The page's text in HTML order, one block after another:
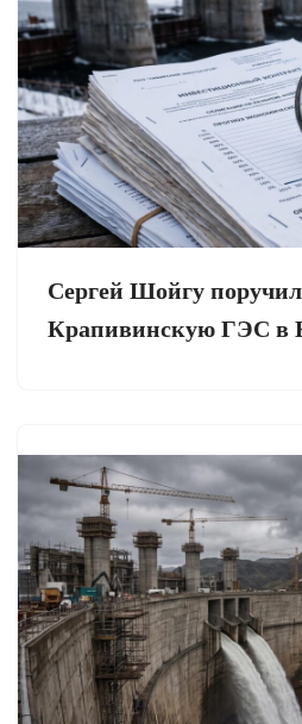
Сергей Шойгу
Крапивинскую ГЭС в